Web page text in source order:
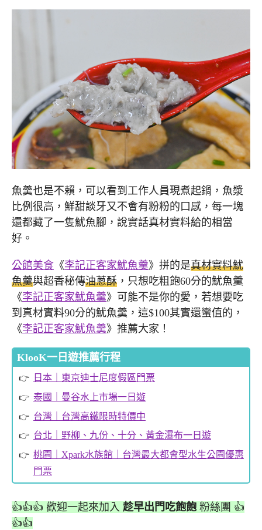
魚羹也是不賴，可以看到工作人員現煮起鍋，魚漿
比例很高，鮮甜談牙又不會有粉粉的口感，每一塊
還都藏了一隻魷魚腳，說實話真材實料給的相當
好。
公館美食 《李記正客家魷魚羹》拼的是真材實料魷
魚羹與超香秘傳油蔥酥 ，只想吃粗飽60分的魷魚羹
《李記正客家魷魚羹》可能不是你的愛，若想要吃
到真材實料90分的魷魚羹，這$100其實還蠻值的，
《李記正客家魷魚羹》推薦大家！
KlooK一日遊推薦行程
日本｜東京迪士尼度假區門票
泰國｜曼谷水上市場一日遊
台灣｜台灣高鐵限時特價中
台北｜野柳、九份、十分、黃金瀑布一日遊
桃園｜Xpark水族館｜台灣最大都會型水生公園優惠
門票
👍👍👍 歡迎一起來加入 趁早出門吃飽飽 粉絲團 👍
👍👍